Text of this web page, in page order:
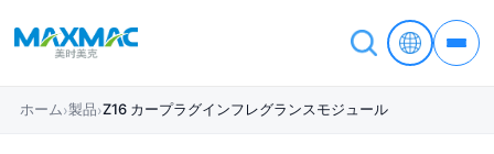
ホーム›製品›Z16 カープラグインフレグランスモジュール